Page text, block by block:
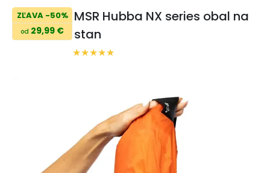
ZĽAVA -50%
od 29,99 €
MSR Hubba NX series obal na
stan